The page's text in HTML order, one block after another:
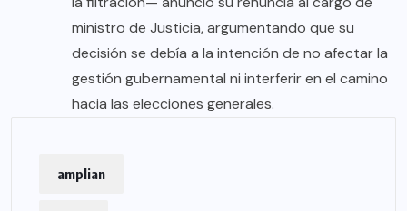
ministro de Justicia, argumentando que su
decisión se debía a la intención de no afectar la
gestión gubernamental ni interferir en el camino
hacia las elecciones generales.
amplian